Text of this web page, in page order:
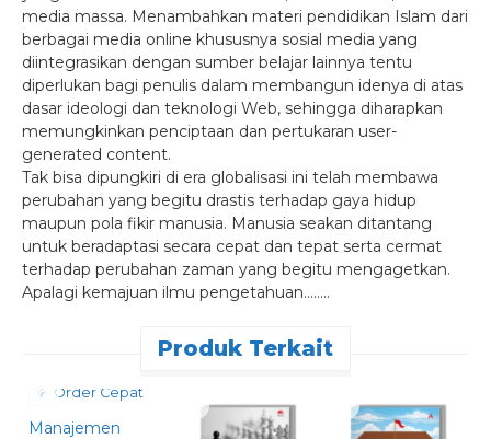
media massa. Menambahkan materi pendidikan Islam dari
berbagai media online khususnya sosial media yang
diintegrasikan dengan sumber belajar lainnya tentu
diperlukan bagi penulis dalam membangun idenya di atas
dasar ideologi dan teknologi Web, sehingga diharapkan
memungkinkan penciptaan dan pertukaran user-
generated content.
Tak bisa dipungkiri di era globalisasi ini telah membawa
perubahan yang begitu drastis terhadap gaya hidup
maupun pola fikir manusia. Manusia seakan ditantang
untuk beradaptasi secara cepat dan tepat serta cermat
terhadap perubahan zaman yang begitu mengagetkan.
Apalagi kemajuan ilmu pengetahuan……..
Produk Terkait
Order Cepat
Manajemen